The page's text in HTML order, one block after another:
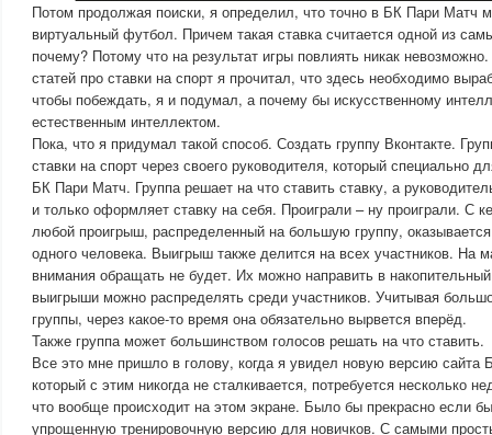
Потом продолжая поиски, я определил, что точно в БК Пари Матч
виртуальный футбол. Причем такая ставка считается одной из
почему? Потому что на результат игры повлиять никак
статей про ставки на спорт я прочитал, что здесь необходимо
чтобы побеждать, я и подумал, а почему бы искусственному
естественным интеллектом.
Пока, что я придумал такой способ. Создать группу Вконтакте.
ставки на спорт через своего руководителя, который специально
БК Пари Матч. Группа решает на что ставить ставку, а
и только оформляет ставку на себя. Проиграли – ну проиграли. С
любой проигрыш, распределенный на большую группу,
одного человека. Выигрыш также делится на всех участников. На
внимания обращать не будет. Их можно направить в
выигрыши можно распределять среди участников. Учитывая
группы, через какое-то время она обязательно вырвется вперёд.
Также группа может большинством голосов решать на что ставить.
Все это мне пришло в голову, когда я увидел новую версию
который с этим никогда не сталкивается, потребуется несколько
что вообще происходит на этом экране. Было бы прекрасно если
упрощенную тренировочную версию для новичков. С самыми